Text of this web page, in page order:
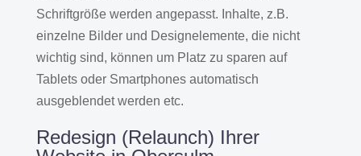
Schriftgröße werden angepasst. Inhalte, z.B.
einzelne Bilder und Designelemente, die nicht
wichtig sind, können um Platz zu sparen auf
Tablets oder Smartphones automatisch
ausgeblendet werden etc.
Redesign (Relaunch) Ihrer